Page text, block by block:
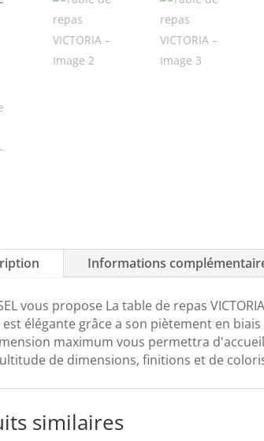
Informations
vous propose La table de repas
élégante grâce a son piètement en biais
maximum vous permettra
de dimensions, finitions et de
similaires